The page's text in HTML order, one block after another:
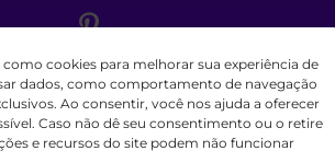
cookies para melhorar sua experiência de
dados, como comportamento de navegação
Ao consentir, você nos ajuda a oferecer
Caso não dê seu consentimento ou o retire
e recursos do site podem não funcionar